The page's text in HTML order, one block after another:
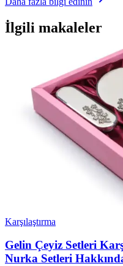
İlgili makaleler
Karşılaştırma
Gelin Çeyiz Setleri
Nurka Setleri